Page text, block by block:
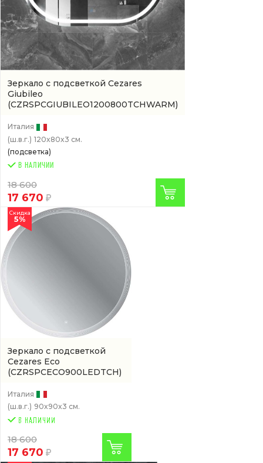
Зеркало с подсветкой Cezares
Giubileo
(CZRSPCGIUBILEO1200800TCHWARM)
Италия
(ш.в.г.) 120x80x3 см.
(подсветка)
В НАЛИЧИИ
18 600
17 670
Зеркало с подсветкой
Cezares Eco
(CZRSPCECO900LEDTCH)
Скидка
5%
Италия
(ш.в.г.) 90x90x3 см.
18 600
17 670